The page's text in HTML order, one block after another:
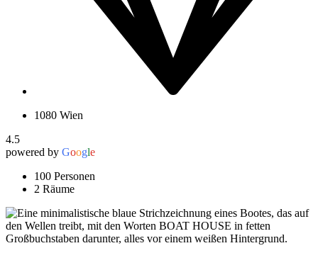
1080 Wien
4.5
powered by Google
100 Personen
2 Räume